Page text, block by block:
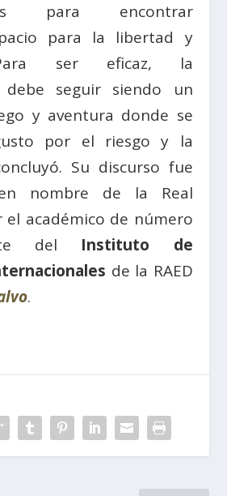
para encontrar
para la libertad y
ser eficaz, la
debe seguir siendo un
y aventura donde se
por el riesgo y la
Su discurso fue
nombre de la Real
el académico de número
del Instituto de
de la RAED
.